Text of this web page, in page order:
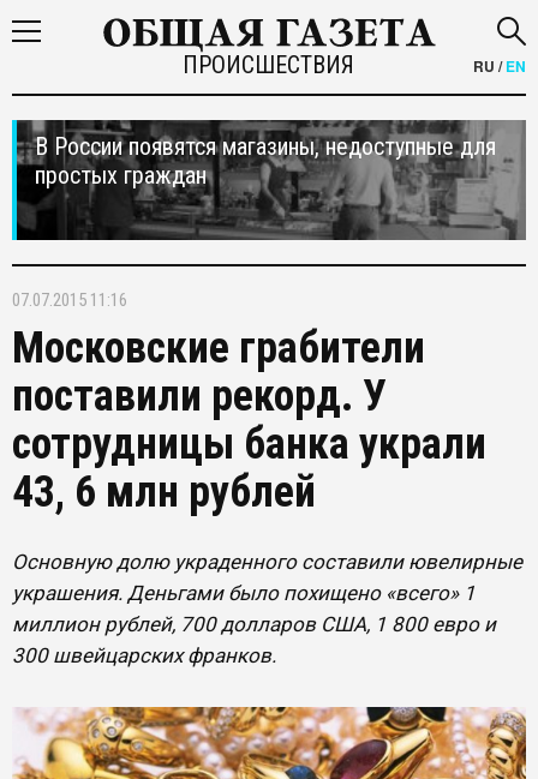
ПРОИСШЕСТВИЯ RU /EN
В России появятся магазины, недоступные для
простых граждан
07.07.2015 11:16
Московские грабители
поставили рекорд. У
сотрудницы банка украли
43, 6 млн рублей
Основную долю украденного составили ювелирные
украшения. Деньгами было похищено «всего» 1
миллион рублей, 700 долларов США, 1 800 евро и
300 швейцарских франков.